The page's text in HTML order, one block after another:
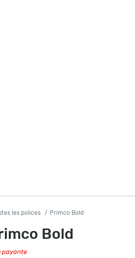
les polices Primco Bold
Bold
payante